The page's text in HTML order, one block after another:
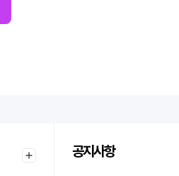
공지사항